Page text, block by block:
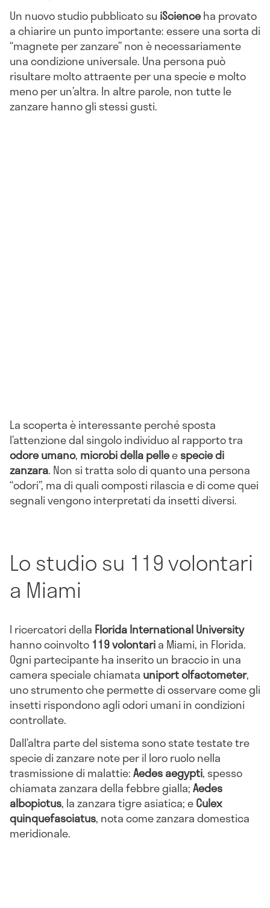
Un nuovo studio pubblicato su iScienceha provato
a chiarire un punto importante: essere una sorta di
“magnete per zanzare” non è necessariamente
una condizione universale. Una persona può
risultare molto attraente per una specie e molto
meno per un’altra. In altre parole, non tutte le
zanzare hanno gli stessi gusti.
La scoperta è interessante perché sposta
l’attenzione dal singolo individuo al rapporto tra
odore umano, microbi della pelleespecie di
zanzara. Non si tratta solo di quanto una persona
“odori”, ma di quali composti rilascia e di come quei
segnali vengono interpretati da insetti diversi.
Lo studio su 119 volontari
a Miami
I ricercatori della Florida International University
hanno coinvolto 119 volontaria Miami, in Florida.
Ogni partecipante ha inserito un braccio in una
camera speciale chiamata uniport olfactometer,
uno strumento che permette di osservare come gli
insetti rispondono agli odori umani in condizioni
controllate.
Dall’altra parte del sistema sono state testate tre
specie di zanzare note per il loro ruolo nella
trasmissione di malattie:Aedes aegypti, spesso
chiamata zanzara della febbre gialla;Aedes
albopictus, la zanzara tigre asiatica; eCulex
quinquefasciatus, nota come zanzara domestica
meridionale.